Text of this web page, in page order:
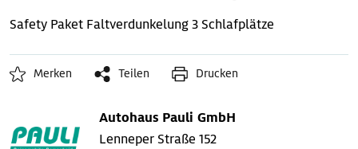
Safety Paket Faltverdunkelung3 Schlafplätze
Merken Teilen Drucken
Autohaus Pauli GmbH
Lenneper Straße 152